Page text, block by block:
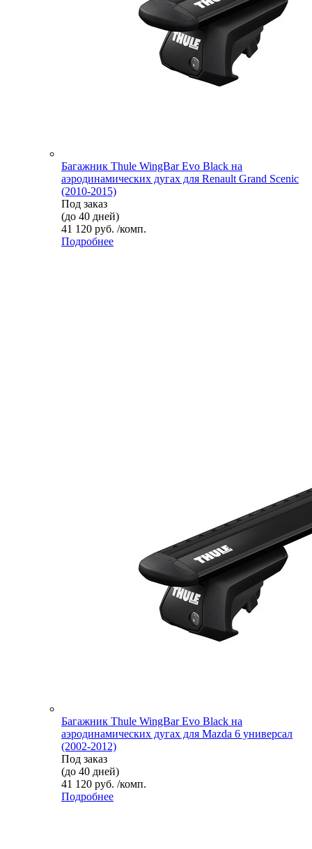
Багажник Thule WingBar Evo Black на
аэродинамических дугах для Renault Grand Scenic
(2010-2015)
Под заказ
(до 40 дней)
41 120 руб. /комп.
Подробнее
Багажник Thule WingBar Evo Black на
аэродинамических дугах для Mazda 6 универсал
(2002-2012)
Под заказ
(до 40 дней)
41 120 руб. /комп.
Подробнее